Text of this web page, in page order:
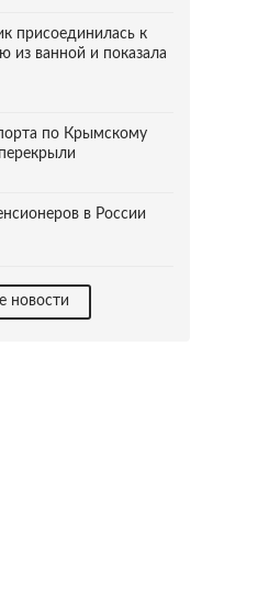
присоединилась к
из ванной и показала
по Крымскому
в России
новости